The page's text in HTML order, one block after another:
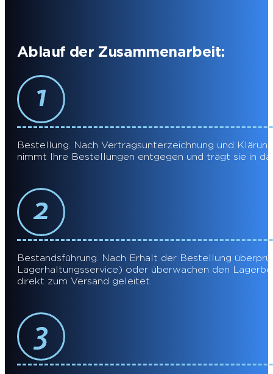
Ablauf der Zusammenarbeit:
Bestellung. Nach Vertragsunterzeichnung und
nimmt Ihre Bestellungen entgegen und trägt sie in
Bestandsführung. Nach Erhalt der Bestellung
Lagerhaltungsservice) oder überwachen den
direkt zum Versand geleitet.